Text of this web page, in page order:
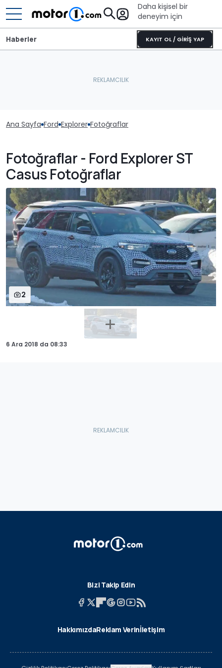
Daha kişisel bir
deneyim için
KAYIT OL / GİRİŞ YAP
Haberler
Ana Sayfa Ford Explorer Fotoğraflar
Fotoğraflar - Ford Explorer ST
Casus Fotoğraflar
2
6 Ara 2018 da 08:33
Bizi Takip Edin
HakkımızdaReklam Verinİletişim